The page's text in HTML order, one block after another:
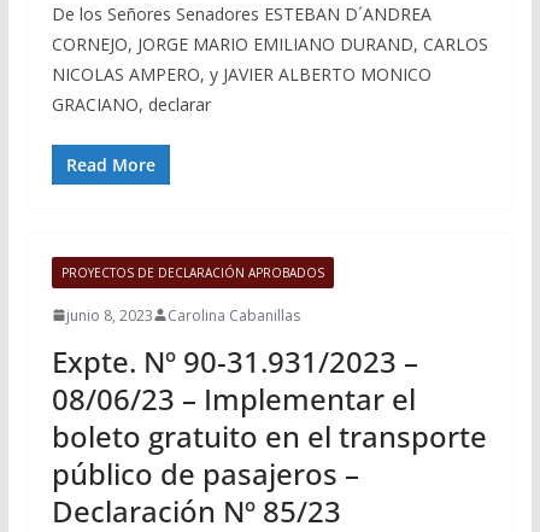
De los Señores Senadores ESTEBAN D´ANDREA
CORNEJO, JORGE MARIO EMILIANO DURAND, CARLOS
NICOLAS AMPERO, y JAVIER ALBERTO MONICO
GRACIANO, declarar
Read More
PROYECTOS DE DECLARACIÓN APROBADOS
junio 8, 2023 Carolina Cabanillas
Expte. Nº 90-31.931/2023 –
08/06/23 – Implementar el
boleto gratuito en el transporte
público de pasajeros –
Declaración Nº 85/23